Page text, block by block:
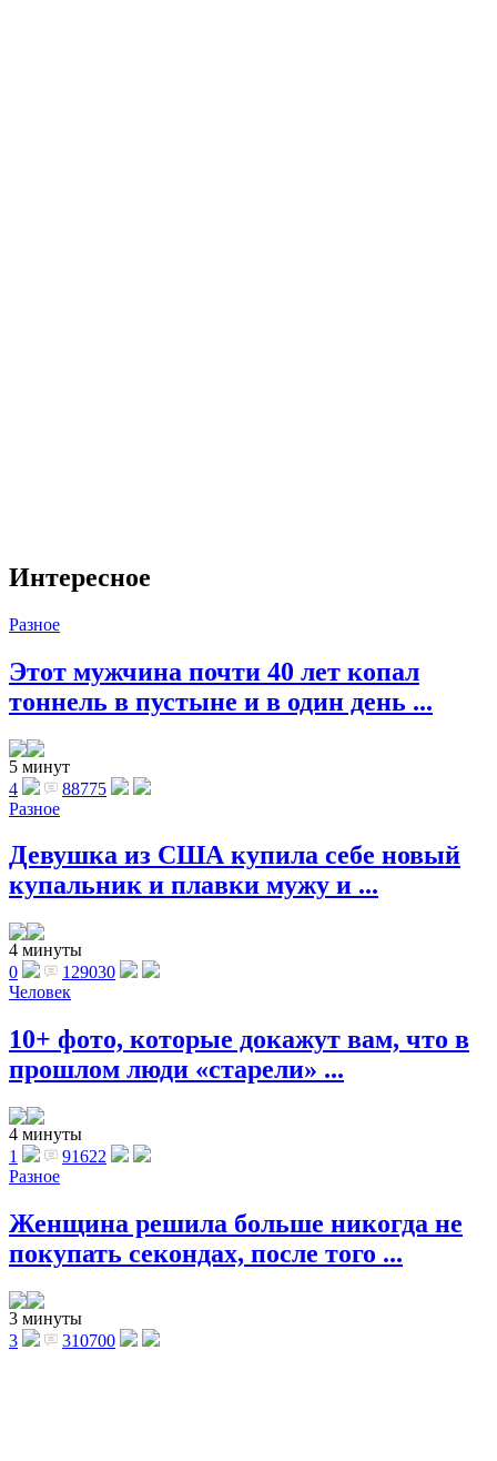
Интересное
Разное
Этот мужчина почти 40 лет копал
тоннель в пустыне и в один день ...
5 минут
4
88775
Разное
Девушка из США купила себе новый
купальник и плавки мужу и ...
4 минуты
0
129030
Человек
10+ фото, которые докажут вам, что в
прошлом люди «старели» ...
4 минуты
1
91622
Разное
Женщина решила больше никогда не
покупать секондах, после того ...
3 минуты
3
310700